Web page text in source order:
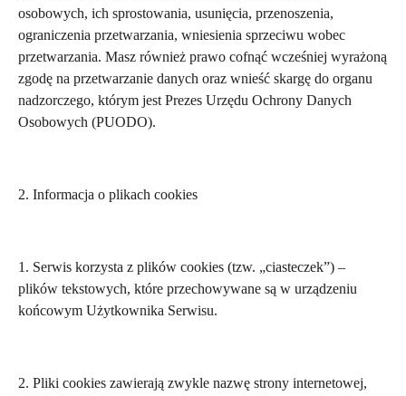
osobowych, ich sprostowania, usunięcia, przenoszenia,
ograniczenia przetwarzania, wniesienia sprzeciwu wobec
przetwarzania. Masz również prawo cofnąć wcześniej wyrażoną
zgodę na przetwarzanie danych oraz wnieść skargę do organu
nadzorczego, którym jest Prezes Urzędu Ochrony Danych
Osobowych (PUODO).
2. Informacja o plikach cookies
1. Serwis korzysta z plików cookies (tzw. „ciasteczek”) –
plików tekstowych, które przechowywane są w urządzeniu
końcowym Użytkownika Serwisu.
2. Pliki cookies zawierają zwykle nazwę strony internetowej,